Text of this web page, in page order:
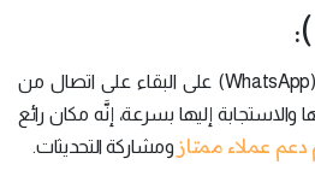
يساعدك تطبيق "واتساب" (WhatsApp) على البقاء على اتصال من
والاستجابة إليها بسرعة، إنَّه مكان رائع
دعم عملاء ممتاز ومشاركة التحديثات.